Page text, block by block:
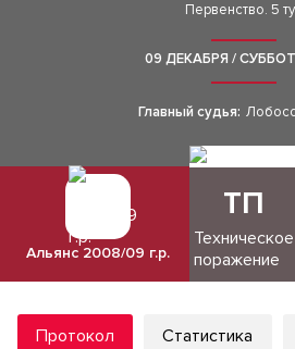
Первенство. 5
09 ДЕКАБРЯ /
Главный судья:
Альянс 2008/09 г.р.
ТП
Техническое
поражение
Протокол Статистика